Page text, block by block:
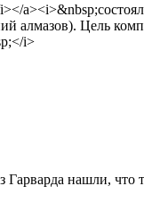
алмазов). Цель
i>
нашли, что